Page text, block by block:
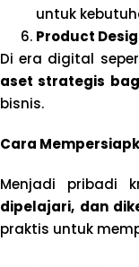
untuk
Product
Di era digital
aset strategis
bisnis.
Cara
Menjadi pribadi
dipelajari, dan
praktis untuk